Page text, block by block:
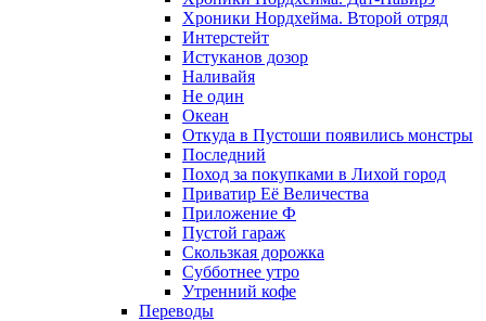
Хроники Нордхейма. Второй отряд
Интерстейт
Истуканов дозор
Наливайя
Не один
Океан
Откуда в Пустоши появились монстры
Последний
Поход за покупками в Лихой город
Приватир Её Величества
Приложение Ф
Пустой гараж
Скользкая дорожка
Субботнее утро
Утренний кофе
Переводы